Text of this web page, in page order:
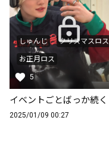
しゅんじ クリスマスロス
お正月ロス
5
2025/01/09 00:27